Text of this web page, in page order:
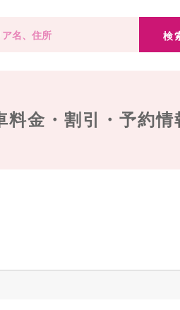
検
料金・割引・予約情